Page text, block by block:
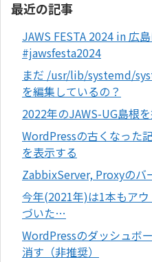
最近の記事
JAWS FESTA 2024 in 広
#jawsfesta2024
まだ /usr/lib/systemd/
を編集しているの？
2022年のJAWS-UG島根
WordPressの古くなった
を表示する
ZabbixServer, Proxyのバ
今年(2021年)は1本もア
づいた…
WordPressのダッシュボ
消す（非推奨）